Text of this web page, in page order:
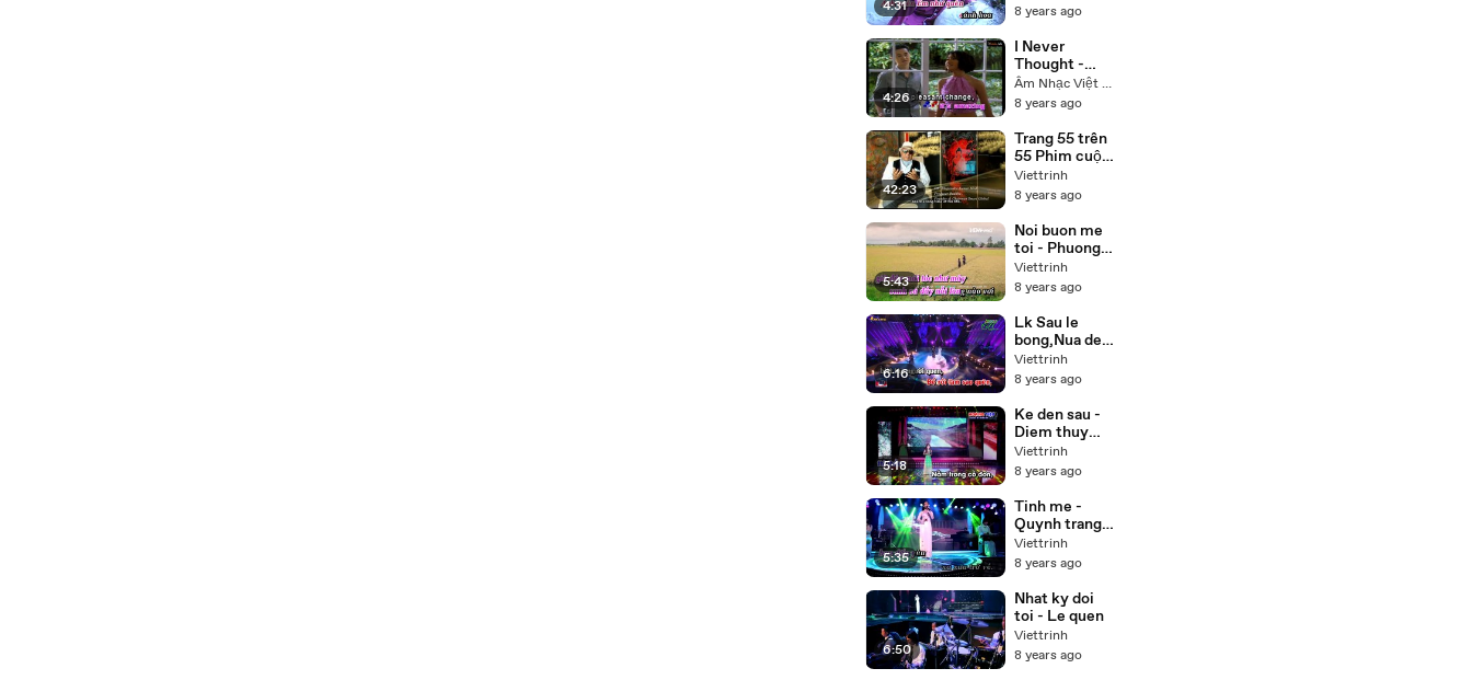
4:31
8 years ago
4:26
I Never
Thought -
Nhạc Ngoại -
Trish Thùy
Âm Nhạc Việt Nam
8 years ago
42:23
Trang 55 trên
55 Phim cuộc
đời Đức Phật
Thích Ca
tiếng 55 tập
trọn bộ
Viettrinh
8 years ago
5:43
Noi buon me
toi - Phuong
my chi,Thuy
duong Beat
Viettrinh
8 years ago
6:16
Lk Sau le
bong,Nua dem
ngoai pho -
Cong
nhan Karaoke
Viettrinh
8 years ago
5:18
Ke den sau -
Diem thuy
Karaoke
Viettrinh
8 years ago
5:35
Tinh me -
Quynh trang (
Karaoke Beat
)
Viettrinh
8 years ago
6:50
Nhat ky doi
toi - Le quen
Viettrinh
8 years ago